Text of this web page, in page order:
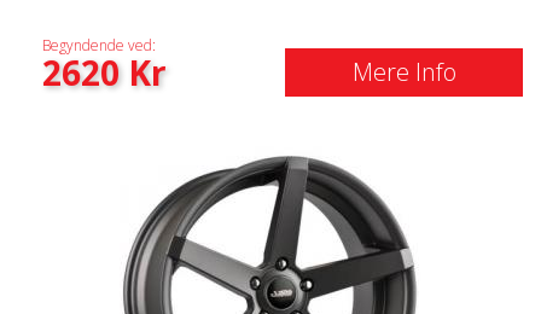
Begyndende ved:
2620Kr Mere Info